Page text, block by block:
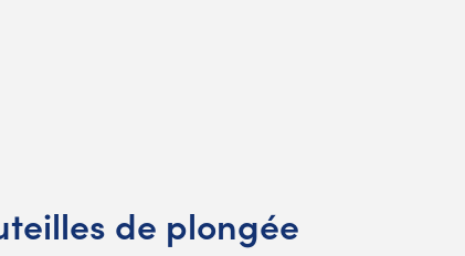
de plongée